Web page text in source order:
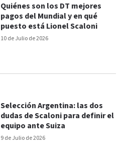
10 de Julio de 2026
Quiénes son los DT mejores
pagos del Mundial y en qué
puesto está Lionel Scaloni
9 de Julio de 2026
Selección Argentina: las dos
dudas de Scaloni para definir el
equipo ante Suiza